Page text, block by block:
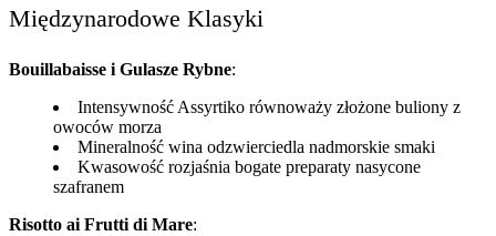
Międzynarodowe Klasyki
Bouillabaisse i Gulasze Rybne:
Intensywność Assyrtiko równoważy złożone buliony z
owoców morza
Mineralność wina odzwierciedla nadmorskie smaki
Kwasowość rozjaśnia bogate preparaty nasycone
szafranem
Risotto ai Frutti di Mare: